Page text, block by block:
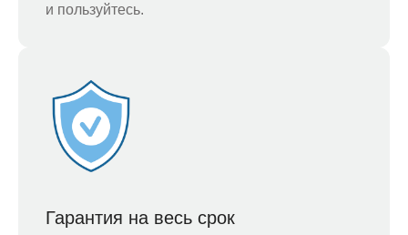
и пользуйтесь.
Гарантия на весь срок